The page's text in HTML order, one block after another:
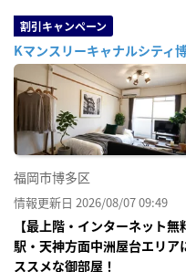
割引キャンペーン
Kマンスリーキャナルシティ
福岡市博多区
情報更新日 2026/08/07 09:49
【最上階・インターネット
駅・天神方面中洲屋台エリア
ススメな御部屋！